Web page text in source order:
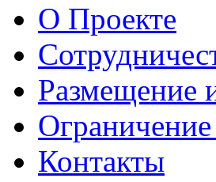
О Проекте
Размещение
Ограничение
Контакты